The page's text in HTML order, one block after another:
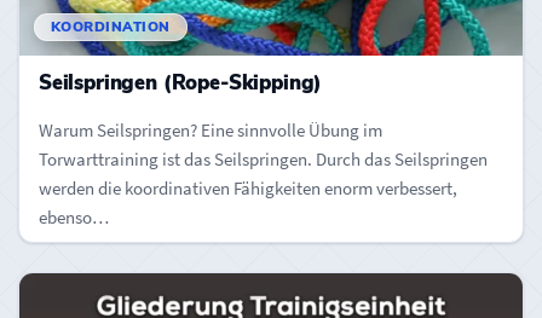
KOORDINATION
Seilspringen (Rope-Skipping)
Warum Seilspringen? Eine sinnvolle Übung im
Torwarttraining ist das Seilspringen. Durch das Seilspringen
werden die koordinativen Fähigkeiten enorm verbessert,
ebenso…